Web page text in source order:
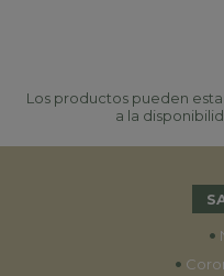
Los productos pueden
a la
•
•